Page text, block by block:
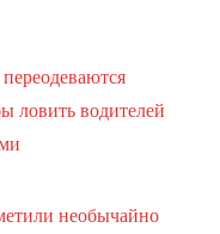
ловить водителей
необычайно